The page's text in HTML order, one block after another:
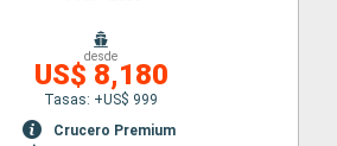
desde
US$ 8,180
Tasas: +US$ 999
Crucero Premium